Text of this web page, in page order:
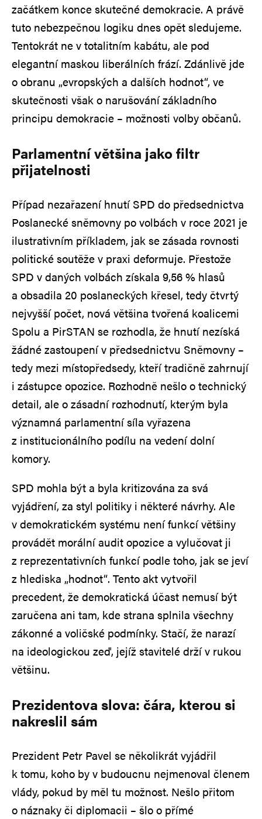
začátkem konce skutečné demokracie. A právě
tuto nebezpečnou logiku dnes opět sledujeme.
Tentokrát ne v totalitním kabátu, ale pod
elegantní maskou liberálních frází. Zdánlivě jde
o obranu „evropských a dalších hodnot“, ve
skutečnosti však o narušování základního
principu demokracie – možnosti volby občanů.
Parlamentní většina jako filtr
přijatelnosti
Případ nezařazení hnutí SPD do předsednictva
Poslanecké sněmovny po volbách v roce 2021 je
ilustrativním příkladem, jak se zásada rovnosti
politické soutěže v praxi deformuje. Přestože
SPD v daných volbách získala 9,56 % hlasů
a obsadila 20 poslaneckých křesel, tedy čtvrtý
nejvyšší počet, nová většina tvořená koalicemi
Spolu a PirSTAN se rozhodla, že hnutí nezíská
žádné zastoupení v předsednictvu Sněmovny –
tedy mezi místopředsedy, kteří tradičně zahrnují
i zástupce opozice. Rozhodně nešlo o technický
detail, ale o zásadní rozhodnutí, kterým byla
významná parlamentní síla vyřazena
z institucionálního podílu na vedení dolní
komory.
SPD mohla být a byla kritizována za svá
vyjádření, za styl politiky i některé návrhy. Ale
v demokratickém systému není funkcí většiny
provádět morální audit opozice a vylučovat ji
z reprezentativních funkcí podle toho, jak se jeví
z hlediska „hodnot“. Tento akt vytvořil
precedent, že demokratická účast nemusí být
zaručena ani tam, kde strana splnila všechny
zákonné a voličské podmínky. Stačí, že narazí
na ideologickou zeď, jejíž stavitelé drží v rukou
většinu.
Prezidentova slova: čára, kterou si
nakreslil sám
Prezident Petr Pavel se několikrát vyjádřil
k tomu, koho by v budoucnu nejmenoval členem
vlády, pokud by měl tu možnost. Nešlo přitom
o náznaky či diplomacii – šlo o přímé